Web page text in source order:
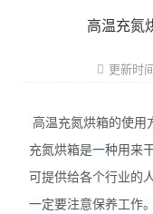
高温充氮
更新时
高温充氮烘箱的使用
充氮烘箱是一种用来
可提供给各个行业的
一定要注意保养工作。